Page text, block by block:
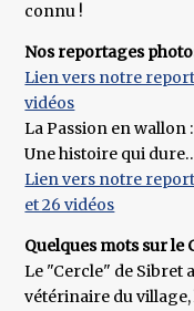
connu !
Nos reportages
Lien vers notre
vidéos
La Passion en wallon
Une histoire qui
Lien vers notre
et 26 vidéos
Quelques mots sur le
Le "Cercle" de Sibret
vétérinaire du